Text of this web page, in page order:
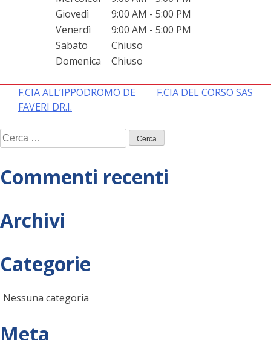
Giovedì
9:00 AM - 5:00 PM
Venerdì
9:00 AM - 5:00 PM
Sabato
Chiuso
Domenica
Chiuso
Navigazione
articoli
F.CIA ALL’IPPODROMO DE
FAVERI DR.I.
F.CIA DEL CORSO SAS
Ricerca
per:
Commenti recenti
Archivi
Categorie
Nessuna categoria
Meta